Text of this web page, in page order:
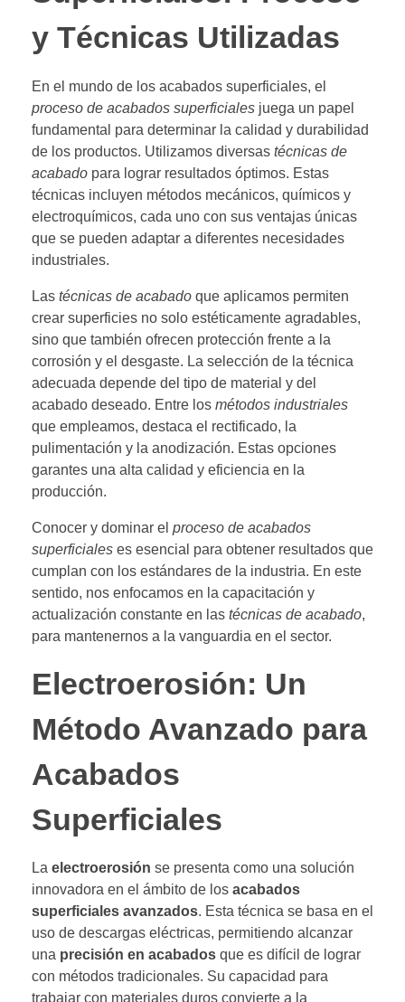
y Técnicas Utilizadas
En el mundo de los acabados superficiales, el
proceso de acabados superficiales juega un papel
fundamental para determinar la calidad y durabilidad
de los productos. Utilizamos diversas técnicas de
acabado para lograr resultados óptimos. Estas
técnicas incluyen métodos mecánicos, químicos y
electroquímicos, cada uno con sus ventajas únicas
que se pueden adaptar a diferentes necesidades
industriales.
Las técnicas de acabado que aplicamos permiten
crear superficies no solo estéticamente agradables,
sino que también ofrecen protección frente a la
corrosión y el desgaste. La selección de la técnica
adecuada depende del tipo de material y del
acabado deseado. Entre los métodos industriales
que empleamos, destaca el rectificado, la
pulimentación y la anodización. Estas opciones
garantes una alta calidad y eficiencia en la
producción.
Conocer y dominar el proceso de acabados
superficiales es esencial para obtener resultados que
cumplan con los estándares de la industria. En este
sentido, nos enfocamos en la capacitación y
actualización constante en las técnicas de acabado,
para mantenernos a la vanguardia en el sector.
Electroerosión: Un
Método Avanzado para
Acabados
Superficiales
La electroerosión se presenta como una solución
innovadora en el ámbito de los acabados
superficiales avanzados. Esta técnica se basa en el
uso de descargas eléctricas, permitiendo alcanzar
una precisión en acabados que es difícil de lograr
con métodos tradicionales. Su capacidad para
trabajar con materiales duros convierte a la